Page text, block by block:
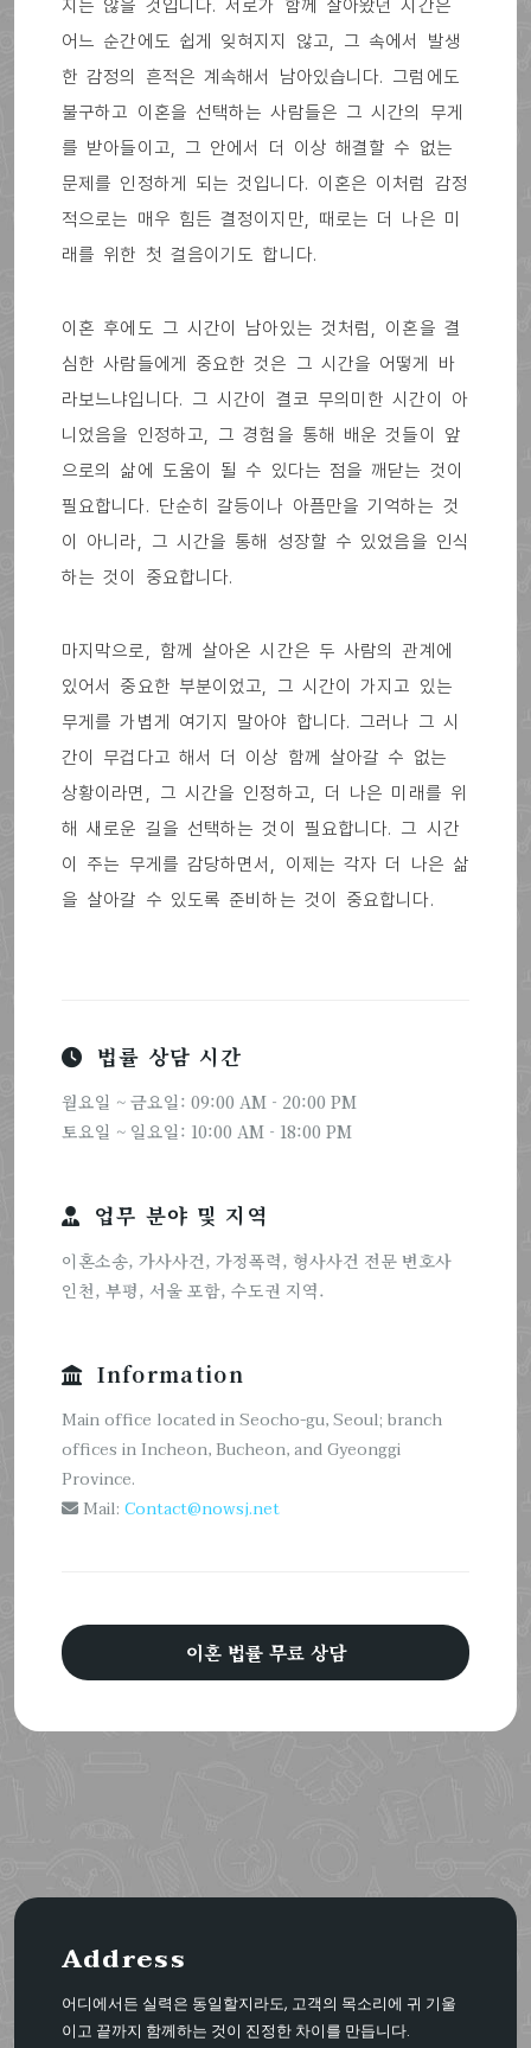
지는 않을 것입니다. 서로가 함께 살아왔던 시간은
어느 순간에도 쉽게 잊혀지지 않고, 그 속에서 발생
한 감정의 흔적은 계속해서 남아있습니다. 그럼에도
불구하고 이혼을 선택하는 사람들은 그 시간의 무게
를 받아들이고, 그 안에서 더 이상 해결할 수 없는
문제를 인정하게 되는 것입니다. 이혼은 이처럼 감정
적으로는 매우 힘든 결정이지만, 때로는 더 나은 미
래를 위한 첫 걸음이기도 합니다.
이혼 후에도 그 시간이 남아있는 것처럼, 이혼을 결
심한 사람들에게 중요한 것은 그 시간을 어떻게 바
라보느냐입니다. 그 시간이 결코 무의미한 시간이 아
니었음을 인정하고, 그 경험을 통해 배운 것들이 앞
으로의 삶에 도움이 될 수 있다는 점을 깨닫는 것이
필요합니다. 단순히 갈등이나 아픔만을 기억하는 것
이 아니라, 그 시간을 통해 성장할 수 있었음을 인식
하는 것이 중요합니다.
마지막으로, 함께 살아온 시간은 두 사람의 관계에
있어서 중요한 부분이었고, 그 시간이 가지고 있는
무게를 가볍게 여기지 말아야 합니다. 그러나 그 시
간이 무겁다고 해서 더 이상 함께 살아갈 수 없는
상황이라면, 그 시간을 인정하고, 더 나은 미래를 위
해 새로운 길을 선택하는 것이 필요합니다. 그 시간
이 주는 무게를 감당하면서, 이제는 각자 더 나은 삶
을 살아갈 수 있도록 준비하는 것이 중요합니다.
법률 상담 시간
월요일 ~ 금요일: 09:00 AM - 20:00 PM
토요일 ~ 일요일: 10:00 AM - 18:00 PM
업무 분야 및 지역
이혼소송, 가사사건, 가정폭력, 형사사건 전문 변호사
인천, 부평, 서울 포함, 수도권 지역.
Information
Main office located in Seocho-gu, Seoul; branch
offices in Incheon, Bucheon, and Gyeonggi
Province.
Mail: Contact@nowsj.net
이혼 법률 무료 상담
Address
어디에서든 실력은 동일할지라도, 고객의 목소리에 귀 기울
이고 끝까지 함께하는 것이 진정한 차이를 만듭니다.